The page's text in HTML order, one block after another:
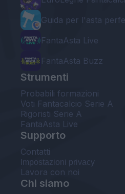
Guida per l'asta
FantaAsta Live
FantaAsta Buzz
Strumenti
Probabili formazioni
Voti Fantacalcio Serie A
Rigoristi Serie A
FantaAsta Live
Supporto
Contatti
Impostazioni privacy
Lavora con noi
Chi siamo